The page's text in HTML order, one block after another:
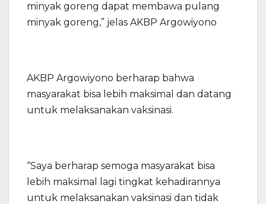
minyak goreng dapat membawa pulang
minyak goreng,” jelas AKBP Argowiyono
AKBP Argowiyono berharap bahwa
masyarakat bisa lebih maksimal dan datang
untuk melaksanakan vaksinasi.
“Saya berharap semoga masyarakat bisa
lebih maksimal lagi tingkat kehadirannya
untuk melaksanakan vaksinasi dan tidak